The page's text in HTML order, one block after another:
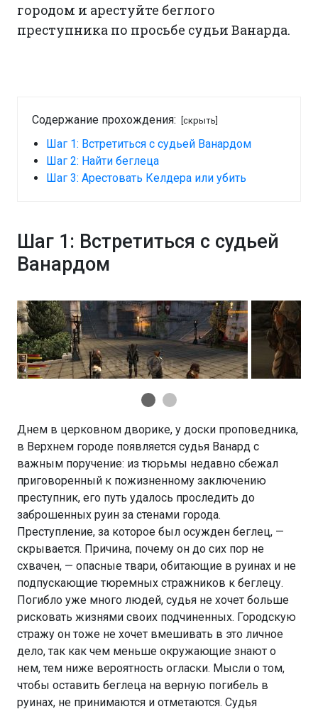
городом и арестуйте беглого
преступника по просьбе судьи Ванарда.
Содержание прохождения: [скрыть]
Шаг 1: Встретиться с судьей Ванардом
Шаг 2: Найти беглеца
Шаг 3: Арестовать Келдера или убить
Шаг 1: Встретиться с судьей
Ванардом
Днем в церковном дворике, у доски проповедника,
в Верхнем городе появляется судья Ванард с
важным поручение: из тюрьмы недавно сбежал
приговоренный к пожизненному заключению
преступник, его путь удалось проследить до
заброшенных руин за стенами города.
Преступление, за которое был осужден беглец, —
скрывается. Причина, почему он до сих пор не
схвачен, — опасные твари, обитающие в руинах и не
подпускающие тюремных стражников к беглецу.
Погибло уже много людей, судья не хочет больше
рисковать жизнями своих подчиненных. Городскую
стражу он тоже не хочет вмешивать в это личное
дело, так как чем меньше окружающие знают о
нем, тем ниже вероятность огласки. Мысли о том,
чтобы оставить беглеца на верную погибель в
руинах, не принимаются и отметаются. Судья